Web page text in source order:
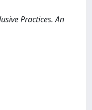
Practices. An